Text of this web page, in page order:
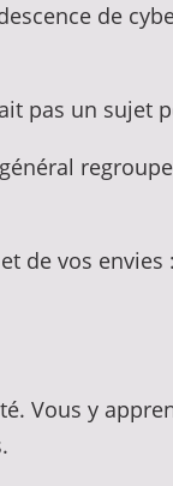
de
pas un sujet
de vos envies :
Vous y